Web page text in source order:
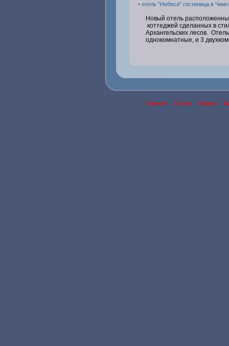
• отель "Небеса" гостиница в
Новый отель
коттеджей сделанных в
Архангельских лесов.
однокомнатные, и 3
Главная Статьи Форум